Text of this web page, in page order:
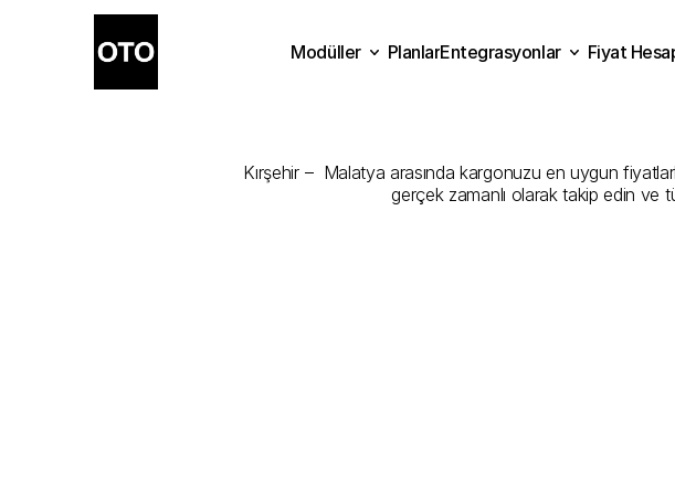
Kırşehir –  Malatya arasında kargonuzu en uygun
gerçek zamanlı olarak takip edin ve
Modüller
PlanlarEntegrasyonlar
Fiyat